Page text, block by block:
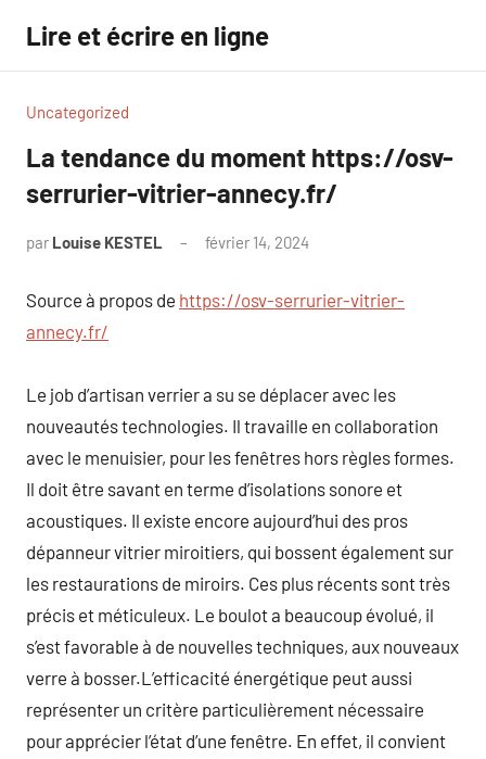
contenu
Lire et écrire en ligne
Uncategorized
La tendance du moment https://osv-
serrurier-vitrier-annecy.fr/
par Louise KESTEL février 14, 2024
Source à propos de https://osv-serrurier-vitrier-
annecy.fr/
Le job d’artisan verrier a su se déplacer avec les
nouveautés technologies. Il travaille en collaboration
avec le menuisier, pour les fenêtres hors règles formes.
Il doit être savant en terme d’isolations sonore et
acoustiques. Il existe encore aujourd’hui des pros
dépanneur vitrier miroitiers, qui bossent également sur
les restaurations de miroirs. Ces plus récents sont très
précis et méticuleux. Le boulot a beaucoup évolué, il
s’est favorable à de nouvelles techniques, aux nouveaux
verre à bosser.L’efficacité énergétique peut aussi
représenter un critère particulièrement nécessaire
pour apprécier l’état d’une fenêtre. En effet, il convient